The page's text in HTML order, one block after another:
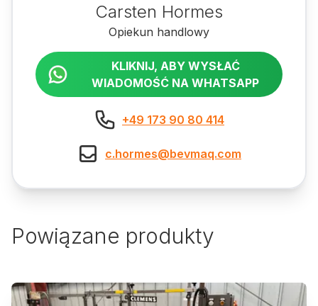
Carsten Hormes
Opiekun handlowy
KLIKNIJ, ABY WYSŁAĆ
WIADOMOŚĆ NA WHATSAPP
+49 173 90 80 414
c.hormes@bevmaq.com
Powiązane produkty